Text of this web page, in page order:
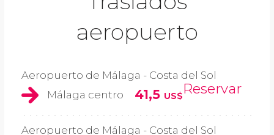
aeropuerto
Aeropuerto de Málaga - Costa del Sol
Málaga centro
41,5 US$Reservar
Aeropuerto de Málaga - Costa del Sol